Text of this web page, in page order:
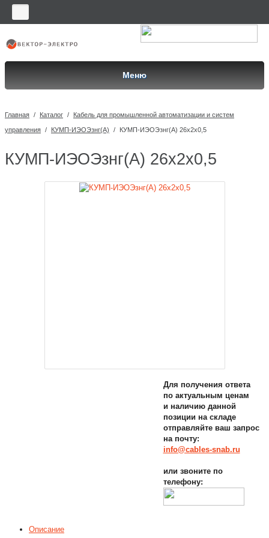
Меню
Главная / Каталог / Кабель для промышленной автоматизации и систем
управления / КУМП-ИЭОЭзнг(A) / КУМП-ИЭОЭзнг(A) 26x2x0,5
КУМП-ИЭОЭзнг(A) 26x2x0,5
Для получения ответа
по актуальным ценам
и наличию данной
позиции на складе
отправляйте ваш запрос
на почту:
info@cables-snab.ru
или звоните по
телефону:
Описание